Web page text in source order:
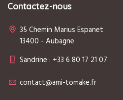
Contactez-nous
35 Chemin Marius Espanet
13400 - Aubagne
Sandrine : +33 6 80 17 21 07
contact@ami-tomake.fr